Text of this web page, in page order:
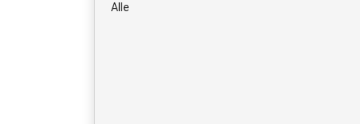
Alle